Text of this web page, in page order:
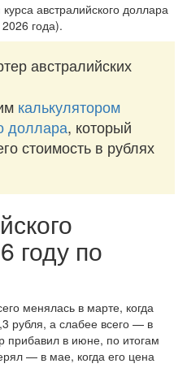
австралийского доллара
года).
австралийских
калькулятором
доллара, который
стоимость в рублях
году по
менялась в марте, когда
рубля, а слабее всего — в
прибавил в июне, по итогам
— в мае, когда его цена